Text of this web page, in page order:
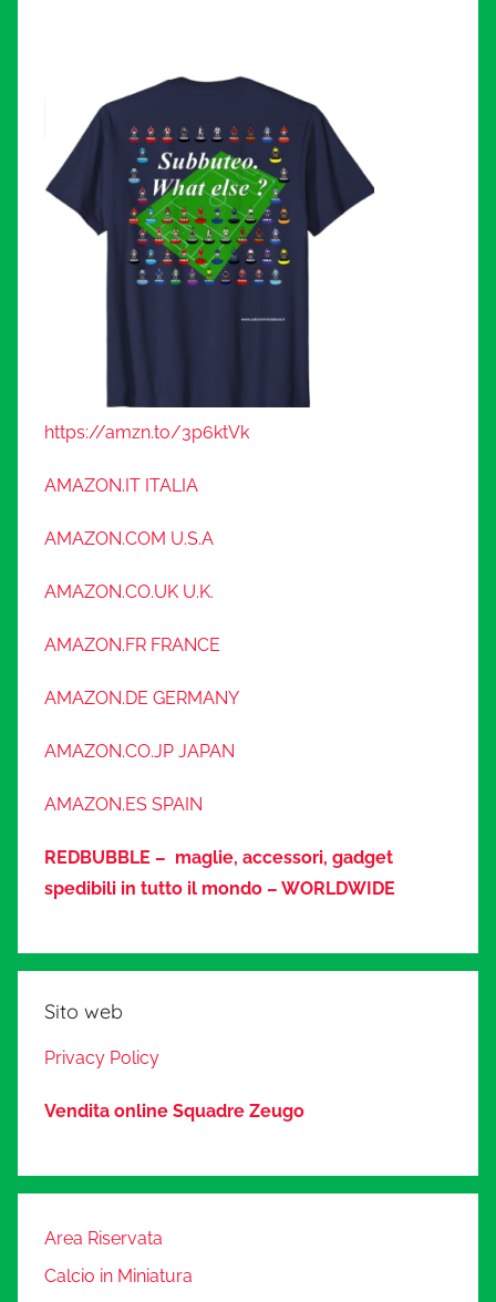
https://amzn.to/3p6ktVk
AMAZON.IT ITALIA
AMAZON.COM U.S.A
AMAZON.CO.UK U.K.
AMAZON.FR FRANCE
AMAZON.DE GERMANY
AMAZON.CO.JP JAPAN
AMAZON.ES SPAIN
REDBUBBLE – maglie, accessori, gadget
spedibili in tutto il mondo – WORLDWIDE
Sito web
Privacy Policy
Vendita online Squadre Zeugo
Area Riservata
Calcio in Miniatura